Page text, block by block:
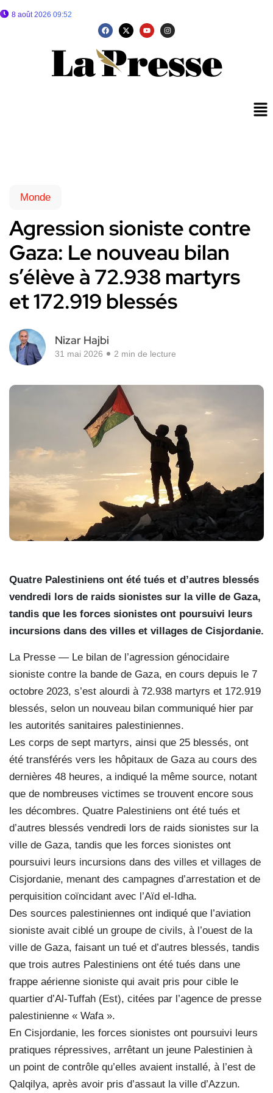
8 août 2026 09:52
Monde
Agression sioniste contre
Gaza: Le nouveau bilan
s’élève à 72.938 martyrs
et 172.919 blessés
Nizar Hajbi
31 mai 2026 2 min de lecture
Quatre Palestiniens ont été tués et d’autres blessés
vendredi lors de raids sionistes sur la ville de Gaza,
tandis que les forces sionistes ont poursuivi leurs
incursions dans des villes et villages de Cisjordanie.
La Presse — Le bilan de l’agression génocidaire
sioniste contre la bande de Gaza, en cours depuis le 7
octobre 2023, s’est alourdi à 72.938 martyrs et 172.919
blessés, selon un nouveau bilan communiqué hier par
les autorités sanitaires palestiniennes.
Les corps de sept martyrs, ainsi que 25 blessés, ont
été transférés vers les hôpitaux de Gaza au cours des
dernières 48 heures, a indiqué la même source, notant
que de nombreuses victimes se trouvent encore sous
les décombres. Quatre Palestiniens ont été tués et
d’autres blessés vendredi lors de raids sionistes sur la
ville de Gaza, tandis que les forces sionistes ont
poursuivi leurs incursions dans des villes et villages de
Cisjordanie, menant des campagnes d’arrestation et de
perquisition coïncidant avec l’Aïd el-Idha.
Des sources palestiniennes ont indiqué que l’aviation
sioniste avait ciblé un groupe de civils, à l’ouest de la
ville de Gaza, faisant un tué et d’autres blessés, tandis
que trois autres Palestiniens ont été tués dans une
frappe aérienne sioniste qui avait pris pour cible le
quartier d’Al-Tuffah (Est), citées par l’agence de presse
palestinienne « Wafa ».
En Cisjordanie, les forces sionistes ont poursuivi leurs
pratiques répressives, arrêtant un jeune Palestinien à
un point de contrôle qu’elles avaient installé, à l’est de
Qalqilya, après avoir pris d’assaut la ville d’Azzun.